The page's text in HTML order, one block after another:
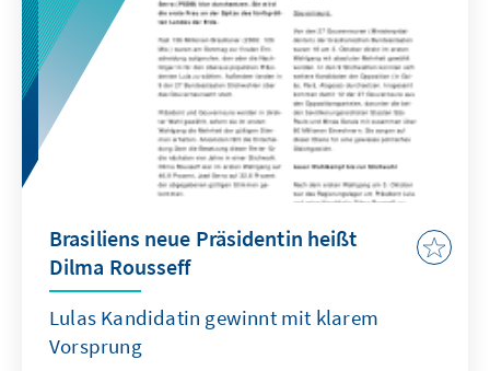
Brasiliens neue Präsidentin heißt
Dilma Rousseff
Lulas Kandidatin gewinnt mit klarem
Vorsprung